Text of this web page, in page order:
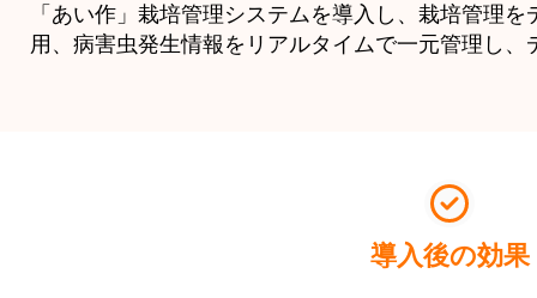
「あい作」栽培管理システムを導入し、栽培管理
用、病害虫発生情報をリアルタイムで一元管理し
導入後の効果